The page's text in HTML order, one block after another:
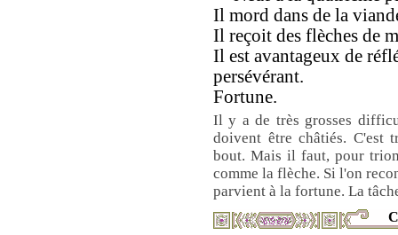
Il mord dans de la
Il reçoit des flèches de
Il est avantageux de
persévérant.
Fortune.
Il y a de très grosses
doivent être châtiés. C'est
bout. Mais il faut, pour
comme la flèche. Si l'on
parvient à la fortune. La